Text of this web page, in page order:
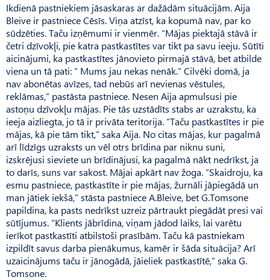
Ikdienā pastniekiem jāsaskaras ar dažādām situācijām. Aija
Bleive ir pastniece Cēsīs. Viņa atzīst, ka kopumā nav, par ko
sūdzēties. Taču izņēmumi ir vienmēr. “Mājas piektajā stāvā ir
četri dzīvokļi, pie katra pastkastītes var tikt pa savu ieeju. Sūtīti
aicinājumi, ka pastkastītes jānovieto pirmajā stāvā, bet atbilde
viena un tā pati: “ Mums jau nekas nenāk.” Cilvēki domā, ja
nav abonētas avīzes, tad nebūs arī nevienas vēstules,
reklāmas,” pastāsta pastniece. Nesen Aija apmulsusi pie
astoņu dzīvokļu mājas. Pie tās uzstādīts stabs ar uzrakstu, ka
ieeja aizliegta, jo tā ir privāta teritorija. “Taču pastkastītes ir pie
mājas, kā pie tām tikt,” saka Aija. No citas mājas, kur pagalmā
arī līdzīgs uzraksts un vēl otrs brīdina par niknu suni,
izskrējusi sieviete un brīdinājusi, ka pagalmā nākt nedrīkst, ja
to darīs, suns var sakost. Mājai apkārt nav žoga. “Skaidroju, ka
esmu pastniece, pastkastīte ir pie mājas, žurnāli jāpiegādā un
man jātiek iekšā,” stāsta pastniece A.Bleive, bet G.Tomsone
papildina, ka pasts nedrīkst uzreiz pārtraukt piegādāt presi vai
sūtījumus. “Klients jā­brīdina, viņam jādod laiks, lai varētu
ierīkot pastkastīti atbilstoši prasībām. Taču kā pastniekam
izpildīt savus darba pienākumus, kamēr ir šāda situācija? Arī
uzaicinājums taču ir jānogādā, jāieliek pastkastītē,” saka G.
Tomsone.